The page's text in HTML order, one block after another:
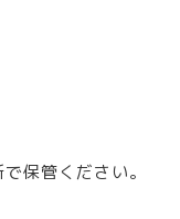
保管ください。